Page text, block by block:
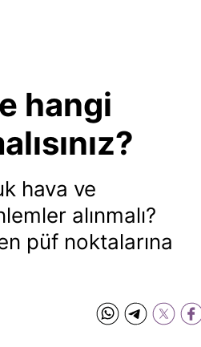
hangi
hava ve
alınmalı?
püf noktalarına